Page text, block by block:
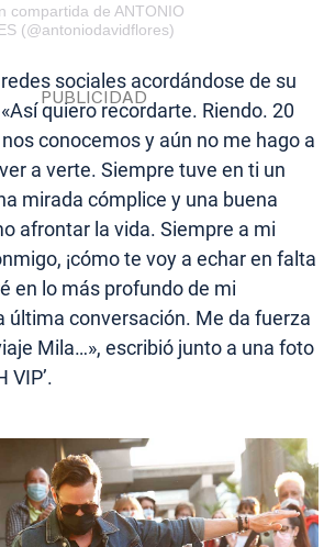
compartida de ANTONIO
(@antoniodavidflores)
sociales acordándose de su
quiero recordarte. Riendo. 20
conocemos y aún no me hago a
a verte. Siempre tuve en ti un
mirada cómplice y una buena
afrontar la vida. Siempre a mi
¡cómo te voy a echar en falta
en lo más profundo de mi
última conversación. Me da fuerza
Mila…», escribió junto a una foto
VIP’.